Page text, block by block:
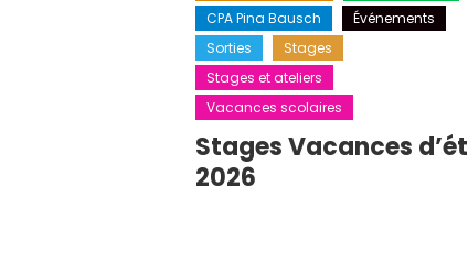
CPA Pina Bausch
Événements
Sorties
Stages
Stages et ateliers
Vacances scolaires
Stages Vacances
2026